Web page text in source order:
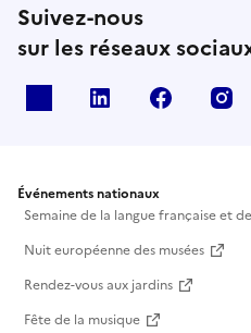
Suivez-nous
sur les réseaux
Linkedin Facebook
Événements nationaux
Semaine de la langue française et
Nuit européenne des musées
Rendez-vous aux jardins
Fête de la musique